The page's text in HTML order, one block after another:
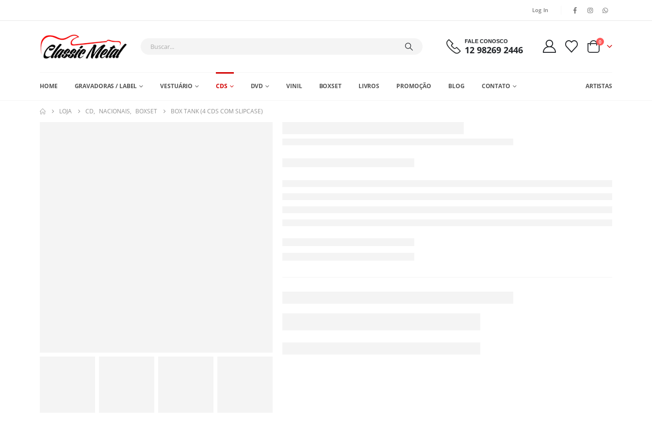
Log In
FALE CONOSCO
12 98269 2446
0
HOME GRAVADORAS / LABEL VESTUÁRIO CDS DVD VINIL BOXSET LIVROS PROMOÇÃO BLOG CONTATO ARTISTAS
LOJA CD, NACIONAIS, BOXSET BOX TANK (4 CDS COM SLIPCASE)